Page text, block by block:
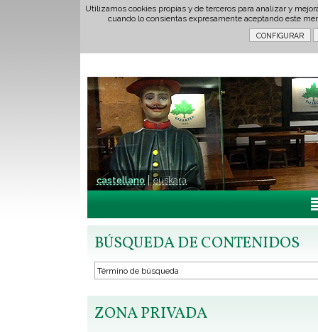
Utilizamos cookies propias y de terceros para analizar y
cuando lo consientas expresamente aceptando este
castellano euskara
BÚSQUEDA DE CONTENIDOS
ZONA PRIVADA